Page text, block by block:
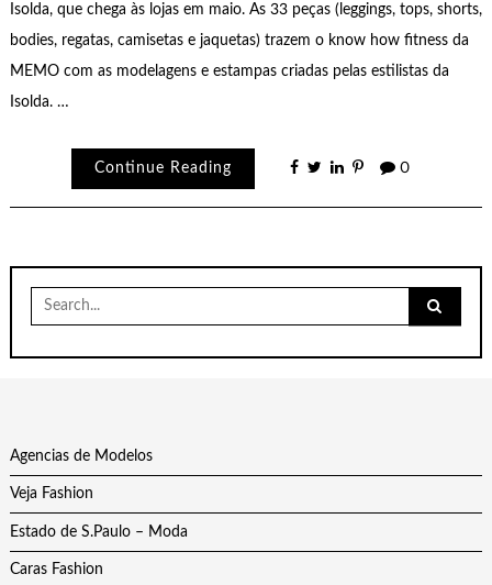
Isolda, que chega às lojas em maio. As 33 peças (leggings, tops, shorts,
bodies, regatas, camisetas e jaquetas) trazem o know how fitness da
MEMO com as modelagens e estampas criadas pelas estilistas da
Isolda. …
Continue Reading 0
Search
for:
Agencias de Modelos
Veja Fashion
Estado de S.Paulo – Moda
Caras Fashion